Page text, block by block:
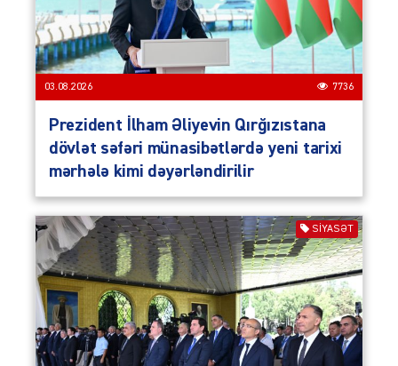
03.08.2026 7736
Prezident İlham Əliyevin Qırğızıstana
dövlət səfəri münasibətlərdə yeni tarixi
mərhələ kimi dəyərləndirilir
SIYASƏT